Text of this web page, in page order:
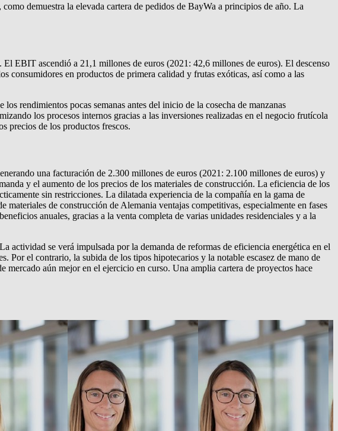
demuestra la elevada cartera de pedidos de BayWa a principios de año. La
EBIT ascendió a 21,1 millones de euros (2021: 42,6 millones de euros). El descenso
consumidores en productos de primera calidad y frutas exóticas, así como a las
rendimientos pocas semanas antes del inicio de la cosecha de manzanas
los procesos internos gracias a las inversiones realizadas en el negocio frutícola
precios de los productos frescos.
una facturación de 2.300 millones de euros (2021: 2.100 millones de euros) y
y el aumento de los precios de los materiales de construcción. La eficiencia de los
sin restricciones. La dilatada experiencia de la compañía en la gama de
de construcción de Alemania ventajas competitivas, especialmente en fases
anuales, gracias a la venta completa de varias unidades residenciales y a la
actividad se verá impulsada por la demanda de reformas de eficiencia energética en el
Por el contrario, la subida de los tipos hipotecarios y la notable escasez de mano de
aún mejor en el ejercicio en curso. Una amplia cartera de proyectos hace